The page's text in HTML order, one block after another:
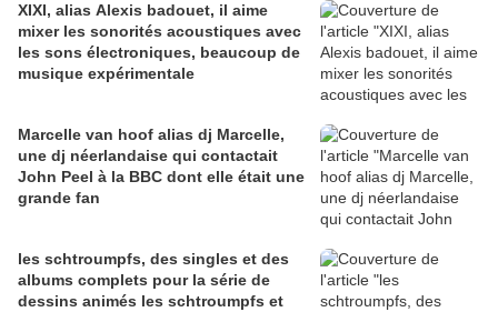
XIXI, alias Alexis badouet, il aime
mixer les sonorités acoustiques avec
les sons électroniques, beaucoup de
musique expérimentale
Marcelle van hoof alias dj Marcelle,
une dj néerlandaise qui contactait
John Peel à la BBC dont elle était une
grande fan
les schtroumpfs, des singles et des
albums complets pour la série de
dessins animés les schtroumpfs et